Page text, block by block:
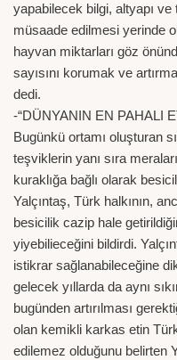
yapabilecek bilgi, altyapı
müsaade edilmesi yerinde
hayvan miktarları göz
sayısını korumak ve
dedi.
-“DÜNYANIN EN PAHALI
Bugünkü ortamı oluşturan
teşviklerin yanı sıra
kuraklığa bağlı olarak
Yalçıntaş, Türk halkının,
besicilik cazip hale
yiyebilieceğini bildirdi.
istikrar sağlanabileceğine
gelecek yıllarda da aynı
bugünden artırılması
olan kemikli karkas etin
edilemez olduğunu belirten